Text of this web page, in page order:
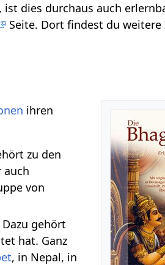
dies durchaus auch
Seite. Dort findest du
ihren
zu den
auch
von
gehört
hat. Ganz
, in Nepal, in